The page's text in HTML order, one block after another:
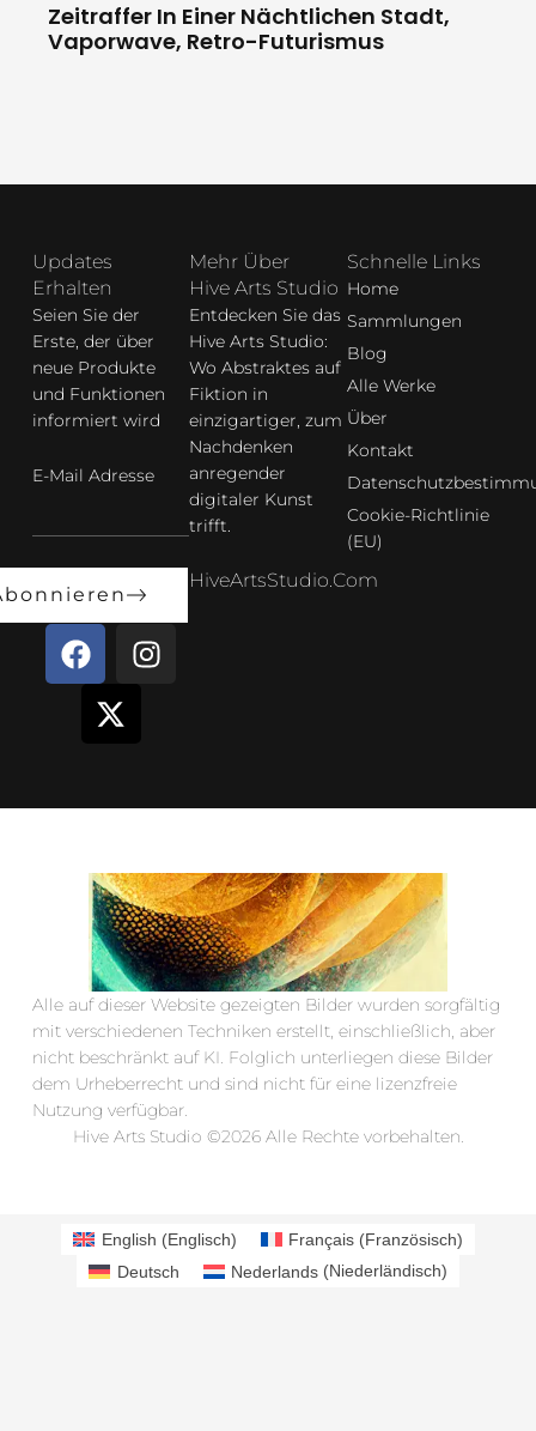
Zeitraffer In Einer Nächtlichen Stadt,
Vaporwave, Retro-Futurismus
Alle auf dieser Website gezeigten Bilder wurden sorgfältig
mit verschiedenen Techniken erstellt, einschließlich, aber
nicht beschränkt auf KI. Folglich unterliegen diese Bilder
dem Urheberrecht und sind nicht für eine lizenzfreie
Nutzung verfügbar.
Hive Arts Studio ©2026 Alle Rechte vorbehalten.
Mehr Über
Hive Arts Studio
Entdecken Sie das
Hive Arts Studio:
Wo Abstraktes auf
Fiktion in
einzigartiger, zum
Nachdenken
anregender
digitaler Kunst
trifft.
HiveArtsStudio.com
Schnelle Links
Home
Sammlungen
Blog
Alle Werke
Über
Kontakt
Cookie-Richtlinie
(EU)
Updates
Erhalten
Seien Sie der
Erste, der über
neue Produkte
und Funktionen
informiert wird
E-Mail Adresse
F
a
o
I
n
r
m
t
w
t
r
English (Englisch) Français (Französisch)
Deutsch
Nederlands (Niederländisch)